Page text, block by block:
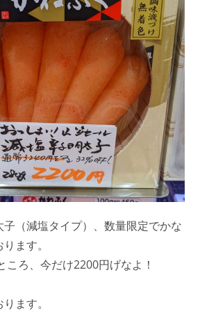
（減塩タイプ）、数量限定でかな
ます。
ころ、今だけ2200円げなよ！
ます。